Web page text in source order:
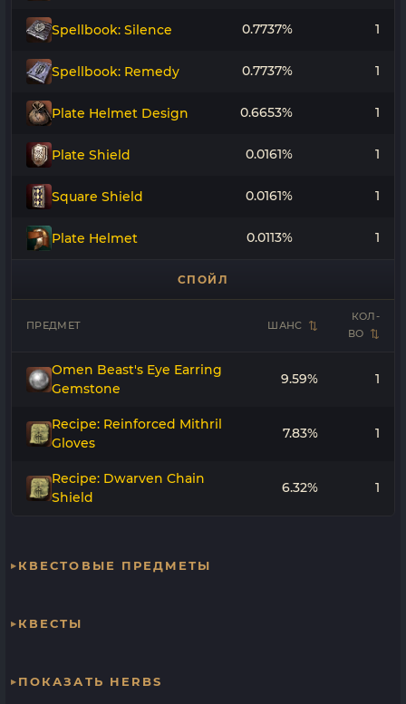
Spellbook: Silence 0.7737% 1
Spellbook: Remedy 0.7737% 1
Plate Helmet Design 0.6653% 1
Plate Shield 0.0161% 1
Square Shield 0.0161% 1
Plate Helmet 0.0113% 1
СПОЙЛ
ПРЕДМЕТ ШАНС
КОЛ-
ВО
Omen Beast's Eye Earring
Gemstone
9.59% 1
Recipe: Reinforced Mithril
Gloves
7.83% 1
Recipe: Dwarven Chain
Shield
6.32% 1
КВЕСТОВЫЕ ПРЕДМЕТЫ
КВЕСТЫ
ПОКАЗАТЬ HERBS